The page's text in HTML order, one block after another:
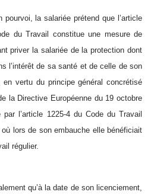
pourvoi, la salariée prétend que l’article
du Travail constitue une mesure de
priver la salariée de la protection dont
l’intérêt de sa santé et de celle de son
vertu du principe général concrétisé
la Directive Européenne du 19 octobre
l’article 1225-4 du Code du Travail
lors de son embauche elle bénéficiait
régulier.
qu’à la date de son licenciement,